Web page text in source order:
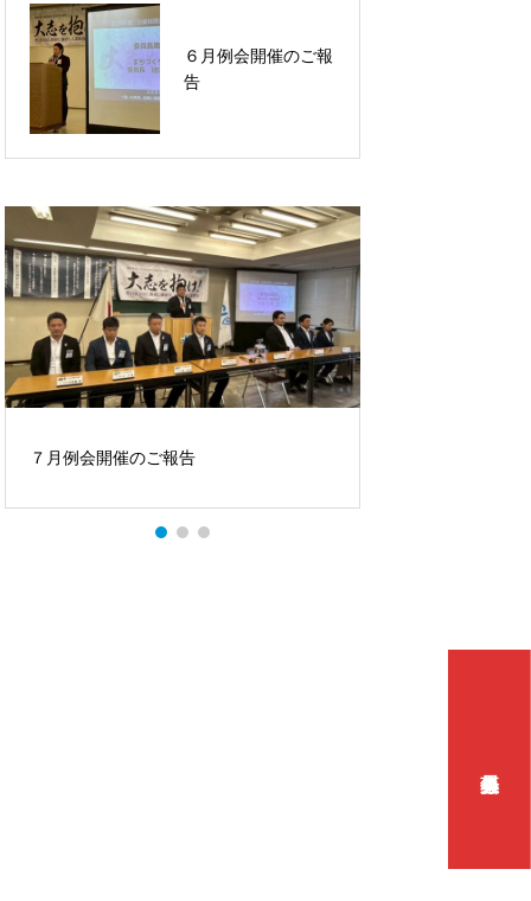
６月例会開催のご報
告
乙訓文化少年団４月
事業開催のご報告
４月例会開催のご報告